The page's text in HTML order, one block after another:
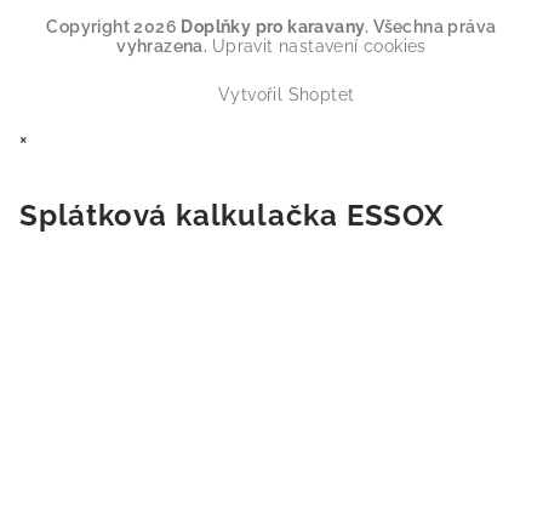
Copyright 2026 Doplňky pro karavany. Všechna práva
vyhrazena. Upravit nastavení cookies
Vytvořil Shoptet
×
Splátková kalkulačka ESSOX